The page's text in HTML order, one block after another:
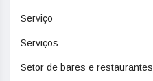
Serviço
Serviços
Setor de bares e restaurantes